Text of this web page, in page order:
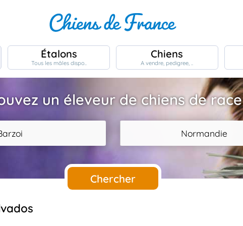
Étalons
Tous les mâles dispo..
Chiens
A vendre, pedigree, ..
un éleveur de chiens de race
Normandie
Chercher